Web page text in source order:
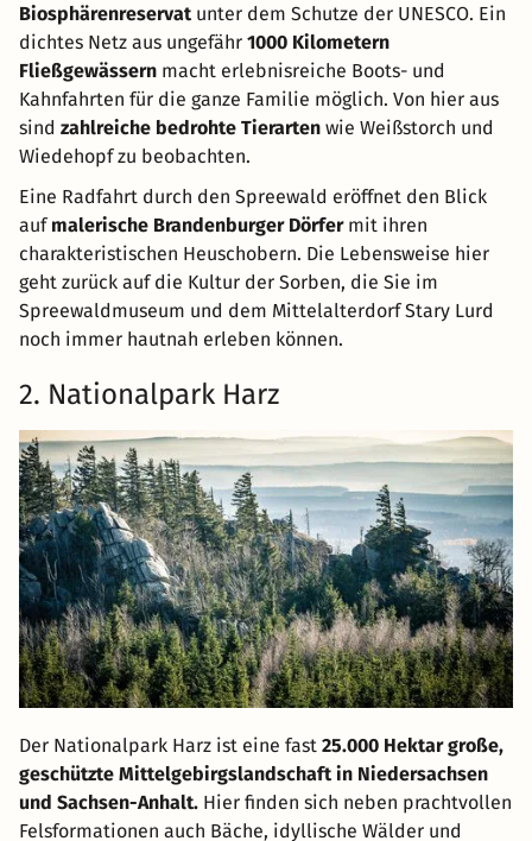
Biosphärenreservatunter dem Schutze der UNESCO. Ein
dichtes Netz aus ungefähr 1000 Kilometern
Fließgewässern macht erlebnisreiche Boots- und
Kahnfahrten für die ganze Familie möglich. Von hier aus
sind zahlreiche bedrohte Tierarten wie Weißstorch und
Wiedehopf zu beobachten.
Eine Radfahrt durch den Spreewald eröffnet den Blick
aufmalerische Brandenburger Dörfermit ihren
charakteristischen Heuschobern. Die Lebensweise hier
geht zurück auf die Kultur der Sorben, die Sie im
Spreewaldmuseum und dem Mittelalterdorf Stary Lurd
noch immer hautnah erleben können.
2. Nationalpark Harz
Der Nationalpark Harz ist eine fast 25.000 Hektar große,
geschützte Mittelgebirgslandschaft in Niedersachsen
und Sachsen-Anhalt. Hier finden sich neben prachtvollen
Felsformationen auch Bäche, idyllische Wälder und